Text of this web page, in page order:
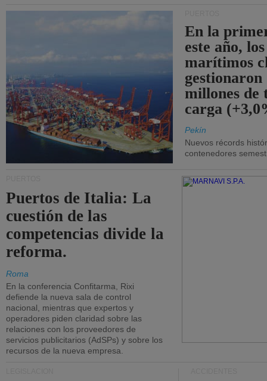
En la
este año,
marítimos
gestionaron
millones de
carga
Pekín
Nuevos récords
contenedores
Puertos de Italia: La
cuestión de las
competencias divide la
reforma.
Roma
En la conferencia Confitarma, Rixi
defiende la nueva sala de control
nacional, mientras que expertos y
operadores piden claridad sobre las
relaciones con los proveedores de
servicios publicitarios (AdSPs) y sobre los
recursos de la nueva empresa.